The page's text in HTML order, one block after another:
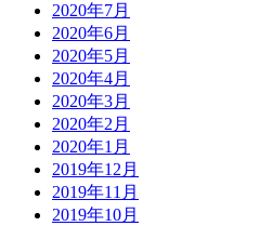
2020年7月
2020年6月
2020年5月
2020年4月
2020年3月
2020年2月
2020年1月
2019年12月
2019年11月
2019年10月